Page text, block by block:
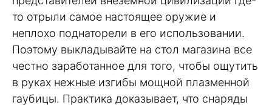
то отрыли самое настоящее оружие и
неплохо поднаторели в его использовании.
Поэтому выкладывайте на стол магазина все
честно заработанное для того, чтобы ощутить
в руках нежные изгибы мощной плазменной
гаубицы. Практика доказывает, что снаряды